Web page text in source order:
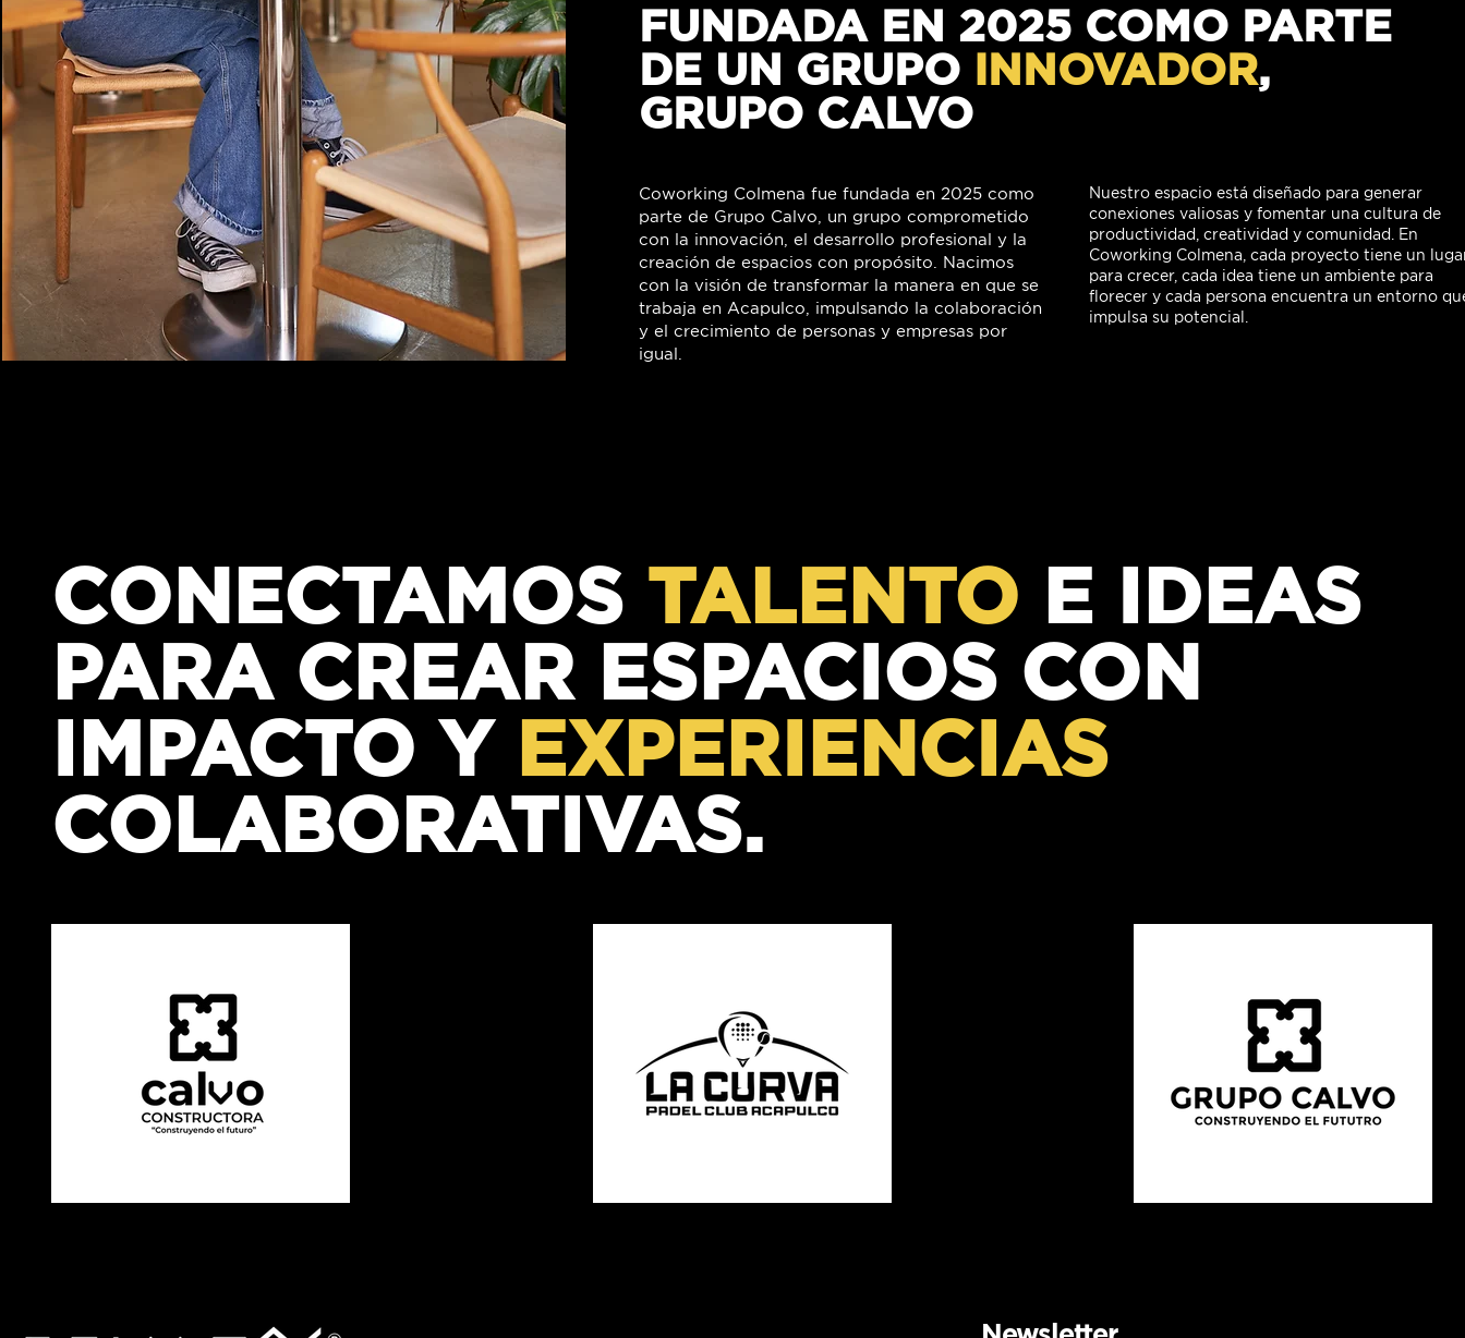
FUNDADA EN 2025 COMO PARTE
DE UN GRUPO INNOVADOR,
GRUPO CALVO
Coworking Colmena fue fundada en 2025 como
parte de Grupo Calvo, un grupo comprometido
con la innovación, el desarrollo profesional y la
creación de espacios con propósito. Nacimos
con la visión de transformar la manera en que se
trabaja en Acapulco, impulsando la colaboración
y el crecimiento de personas y empresas por
igual.
Nuestro espacio está diseñado para generar
conexiones valiosas y fomentar una cultura de
productividad, creatividad y comunidad. En
Coworking Colmena, cada proyecto tiene un
para crecer, cada idea tiene un ambiente para
florecer y cada persona encuentra un entorno
impulsa su potencial.
CONECTAMOS TALENTO E IDEAS
PARA CREAR ESPACIOS CON
IMPACTO Y EXPERIENCIAS
COLABORATIVAS.